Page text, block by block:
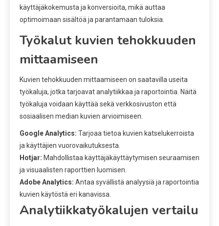
käyttäjäkokemusta ja konversioita, mikä auttaa
optimoimaan sisältöä ja parantamaan tuloksia.
Työkalut kuvien tehokkuuden
mittaamiseen
Kuvien tehokkuuden mittaamiseen on saatavilla useita
työkaluja, jotka tarjoavat analytiikkaa ja raportointia. Näitä
työkaluja voidaan käyttää sekä verkkosivuston että
sosiaalisen median kuvien arvioimiseen.
Google Analytics: Tarjoaa tietoa kuvien katselukerroista
ja käyttäjien vuorovaikutuksesta.
Hotjar: Mahdollistaa käyttäjäkäyttäytymisen seuraamisen
ja visuaalisten raporttien luomisen.
Adobe Analytics: Antaa syvällistä analyysiä ja raportointia
kuvien käytöstä eri kanavissa.
Analytiikkatyökalujen vertailu